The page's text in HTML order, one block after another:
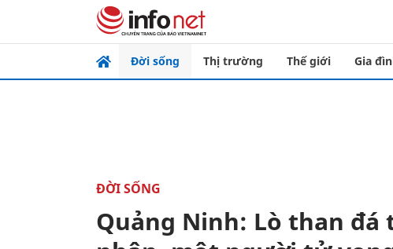
Đời sống Thị trường Thế giới Gia
ĐỜI SỐNG
Quảng Ninh: Lò than